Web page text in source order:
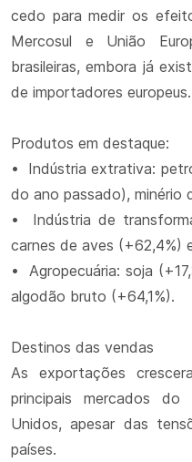
cedo para medir os
Mercosul e União
brasileiras, embora já
de importadores europeus.
Produtos em destaque:
• Indústria extrativa:
do ano passado), minério
• Indústria de
carnes de aves (+62,4%)
• Agropecuária: soja
algodão bruto (+64,1%).
Destinos das vendas
As exportações
principais mercados do
Unidos, apesar das
países.